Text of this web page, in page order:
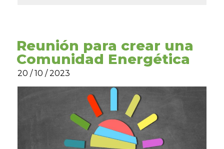
Reunión para crear una
Comunidad Energética
20 / 10 / 2023